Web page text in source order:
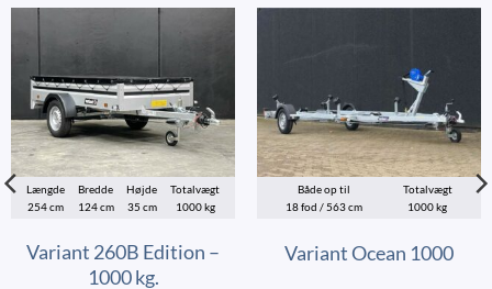
Længde
254 cm
Bredde
124 cm
Højde
35 cm
Totalvægt
1000 kg
Variant 260B Edition –
1000 kg.
Både op til
18 fod / 563 cm
Totalvægt
1000 kg
Variant Ocean 1000